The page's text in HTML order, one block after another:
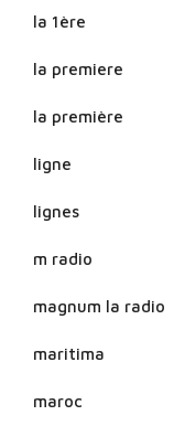
la 1ère
la premiere
la première
ligne
lignes
m radio
magnum la radio
maritima
maroc